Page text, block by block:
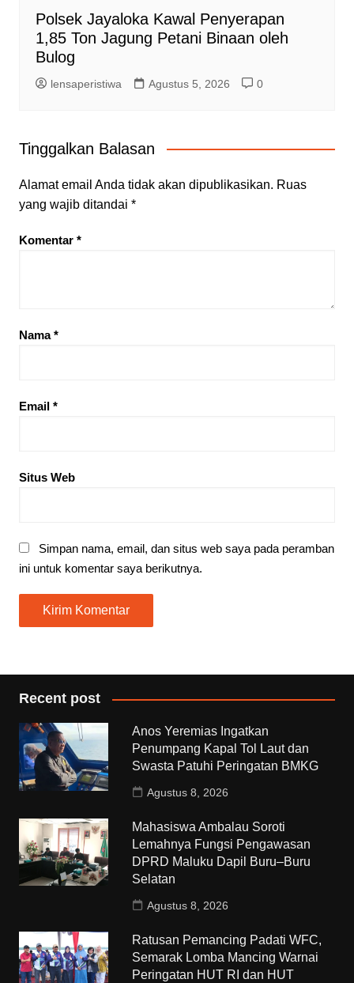
Polsek Jayaloka Kawal Penyerapan
1,85 Ton Jagung Petani Binaan oleh
Bulog
lensaperistiwa Agustus 5, 2026 0
Tinggalkan Balasan
Alamat email Anda tidak akan dipublikasikan. Ruas
yang wajib ditandai *
Komentar *
Nama*
Email *
Situs Web
Simpan nama, email, dan situs web saya pada peramban
ini untuk komentar saya berikutnya.
Recent post
Anos Yeremias Ingatkan
Penumpang Kapal Tol Laut dan
Swasta Patuhi Peringatan BMKG
Agustus 8, 2026
Mahasiswa Ambalau Soroti
Lemahnya Fungsi Pengawasan
DPRD Maluku Dapil Buru–Buru
Selatan
Agustus 8, 2026
Ratusan Pemancing Padati WFC,
Semarak Lomba Mancing Warnai
Peringatan HUT RI dan HUT